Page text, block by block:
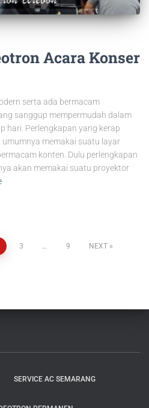
Acara Konser
serta ada bermacam
sanggup mempermudah dalam
hari. Perlengkapan yang kerap
memakai suatu layar
konten. Dulu perlengkapan
akan memakai suatu proyektor
3 9 NEXT
SERVICE AC SEMARANG